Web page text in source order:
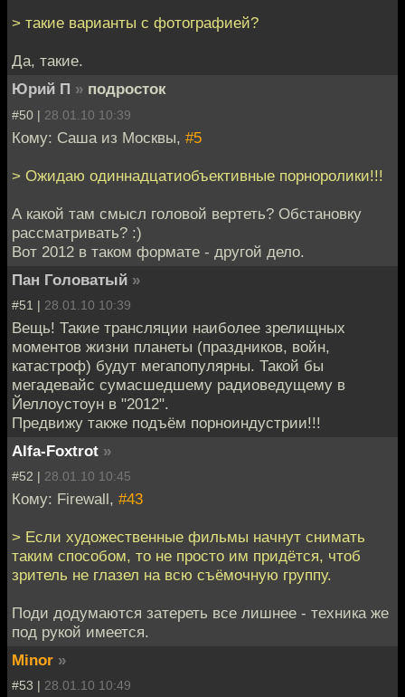
> такие варианты с фотографией?
Да, такие.
Юрий П » подросток
#50 | 28.01.10 10:39
Кому: Саша из Москвы, #5
> Ожидаю одиннадцатиобъективные порноролики!!!
А какой там смысл головой вертеть? Обстановку
рассматривать? :)
Вот 2012 в таком формате - другой дело.
Пан Головатый »
#51 | 28.01.10 10:39
Вещь! Такие трансляции наиболее зрелищных
моментов жизни планеты (праздников, войн,
катастроф) будут мегапопулярны. Такой бы
мегадевайс сумасшедшему радиоведущему в
Йеллоустоун в "2012".
Предвижу также подъём порноиндустрии!!!
Alfa-Foxtrot »
#52 | 28.01.10 10:45
Кому: Firewall, #43
> Если художественные фильмы начнут снимать
таким способом, то не просто им придётся, чтоб
зритель не глазел на всю съёмочную группу.
Поди додумаются затереть все лишнее - техника же
под рукой имеется.
Minor »
#53 | 28.01.10 10:49